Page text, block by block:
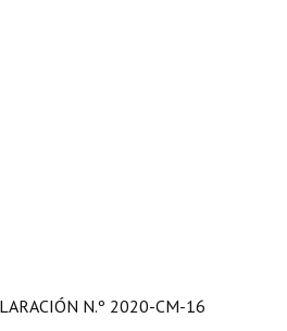
N.º 2020-CM-16